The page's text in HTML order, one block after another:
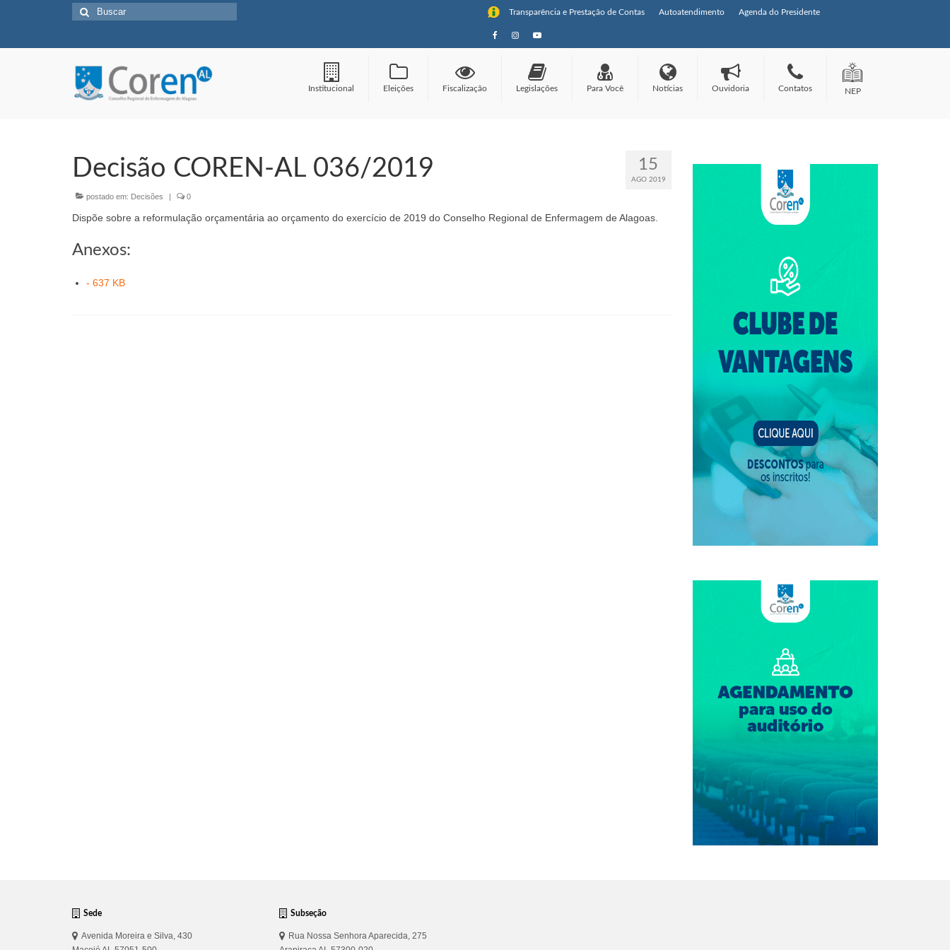
Transparência e Prestação de Contas Autoatendimento Agenda do Presidente
Buscar
por:
Institucional Eleições Fiscalização Legislações Para Você Notícias Ouvidoria Contatos NEP
15
AGO 2019
Decisão COREN-AL 036/2019
postado em: Decisões | 0
Dispõe sobre a reformulação orçamentária ao orçamento do exercício de 2019 do Conselho Regional de Enfermagem de Alagoas.
Anexos:
- 637 KB
Sede
Avenida Moreira e Silva, 430
Subseção
Rua Nossa Senhora Aparecida, 275